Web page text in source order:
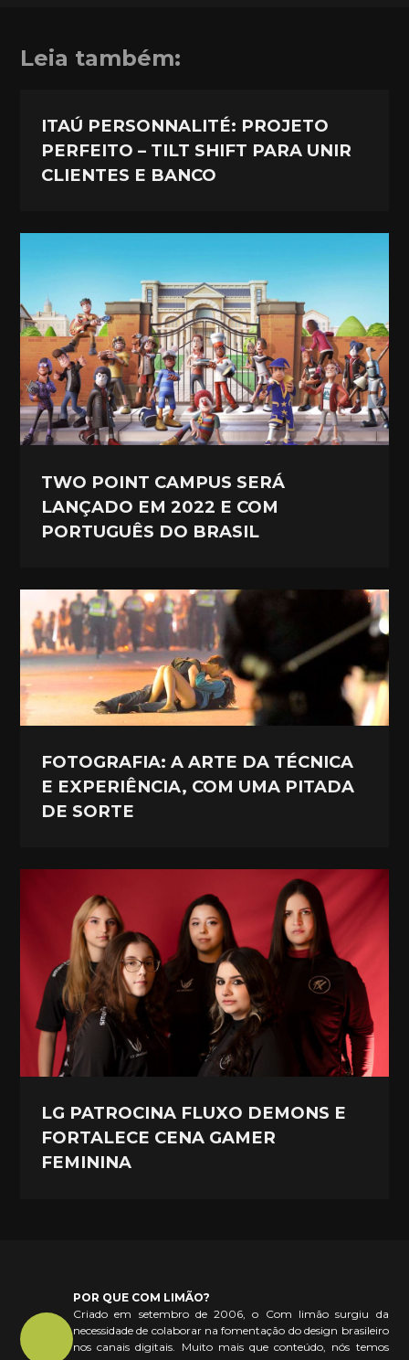
Leia também:
ITAÚ PERSONNALITÉ: PROJETO
PERFEITO – TILT SHIFT PARA UNIR
CLIENTES E BANCO
TWO POINT CAMPUS SERÁ
LANÇADO EM 2022 E COM
PORTUGUÊS DO BRASIL
FOTOGRAFIA: A ARTE DA TÉCNICA
E EXPERIÊNCIA, COM UMA PITADA
DE SORTE
LG PATROCINA FLUXO DEMONS E
FORTALECE CENA GAMER
FEMININA
POR QUE COM LIMÃO?
Criado em setembro de 2006, o Com limão surgiu da
necessidade de colaborar na fomentação do design brasileiro
nos canais digitais. Muito mais que conteúdo, nós temos